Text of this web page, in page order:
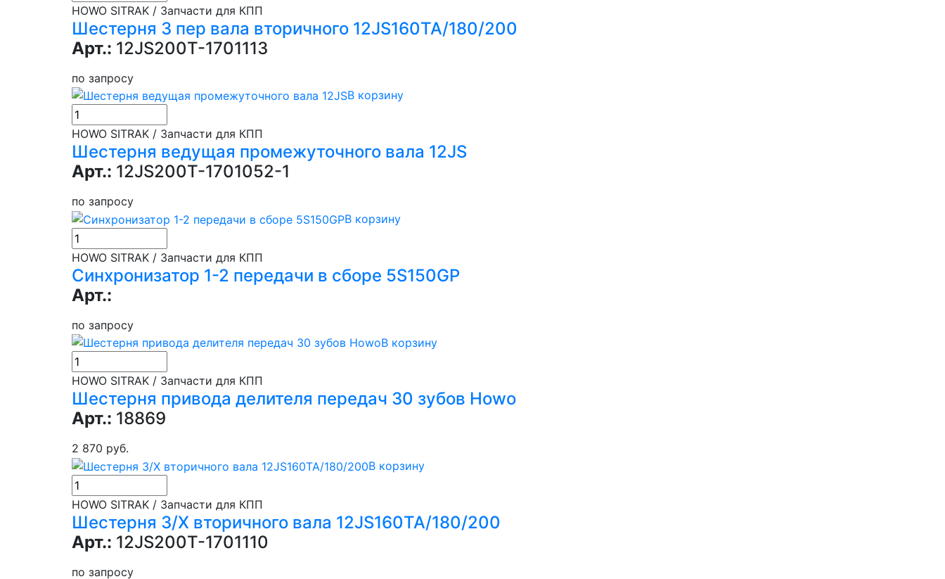
HOWO SITRAK / Запчасти для КПП
Шестерня 3 пер вала вторичного 12JS160TA/180/200
Арт.: 12JS200T-1701113
по запросу
В корзину
HOWO SITRAK / Запчасти для КПП
Шестерня ведущая промежуточного вала 12JS
Арт.: 12JS200T-1701052-1
по запросу
В корзину
HOWO SITRAK / Запчасти для КПП
Синхронизатор 1-2 передачи в сборе 5S150GP
Арт.:
по запросу
В корзину
HOWO SITRAK / Запчасти для КПП
Шестерня привода делителя передач 30 зубов Howo
Арт.: 18869
2 870 руб.
В корзину
HOWO SITRAK / Запчасти для КПП
Шестерня З/Х вторичного вала 12JS160TA/180/200
Арт.: 12JS200T-1701110
по запросу